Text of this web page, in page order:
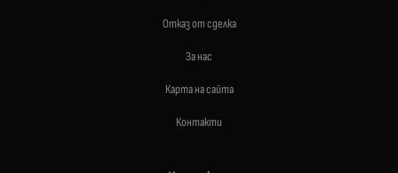
Отказ от сделка
За нас
Карта на сайта
Контакти